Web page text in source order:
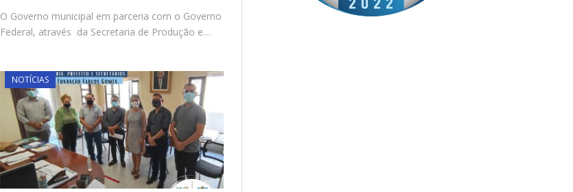
O Governo municipal em parceria com o Governo
Federal, através da Secretaria de Produção e…
NOTÍCIAS